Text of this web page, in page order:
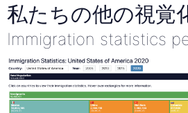
私たちの他の視覚
Immigration statistics